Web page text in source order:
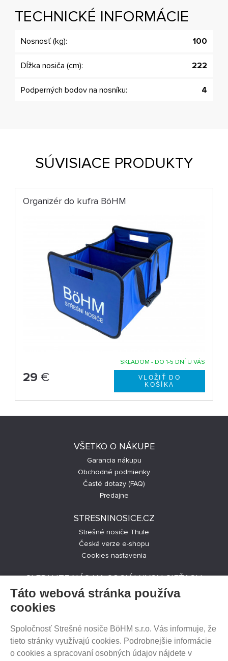
TECHNICKÉ INFORMÁCIE
Nosnosť (kg): 100
Dĺžka nosiča (cm): 222
Podperných bodov na nosníku: 4
SÚVISIACE PRODUKTY
Organizér do kufra BöHM
SKLADOM - DO 1-5 DNÍ U VÁS
29 €
VŠETKO O NÁKUPE
Garancia nákupu
Obchodné podmienky
Časté dotazy (FAQ)
Predajne
STRESNINOSICE.CZ
Strešné nosiče Thule
Česká verze e-shopu
Cookies nastavenia
SLEDUJTE NÁS NA SOCIÁLNYCH SIEŤACH
PREDAJ NA SPLÁTKY
Táto webová stránka používa
cookies
Spoločnosť Strešné nosiče BöHM s.r.o. Vás informuje, že
tieto stránky využívajú cookies. Podrobnejšie informácie
o cookies a spracovaní osobných údajov nájdete v